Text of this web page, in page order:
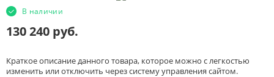
В наличии
130 240 руб.
Краткое описание данного товара, которое можно с легкостью
изменить или отключить через систему управления сайтом.